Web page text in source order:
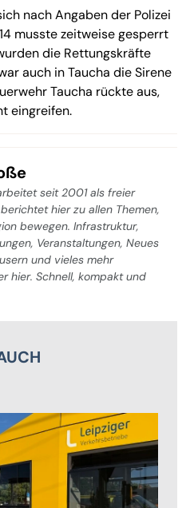
nach Angaben der Polizei
musste zeitweise gesperrt
die Rettungskräfte
auch in Taucha die Sirene
Taucha rückte aus,
eingreifen.
seit 2001 als freier
hier zu allen Themen,
bewegen. Infrastruktur,
Veranstaltungen, Neues
und vieles mehr
hier. Schnell, kompakt und